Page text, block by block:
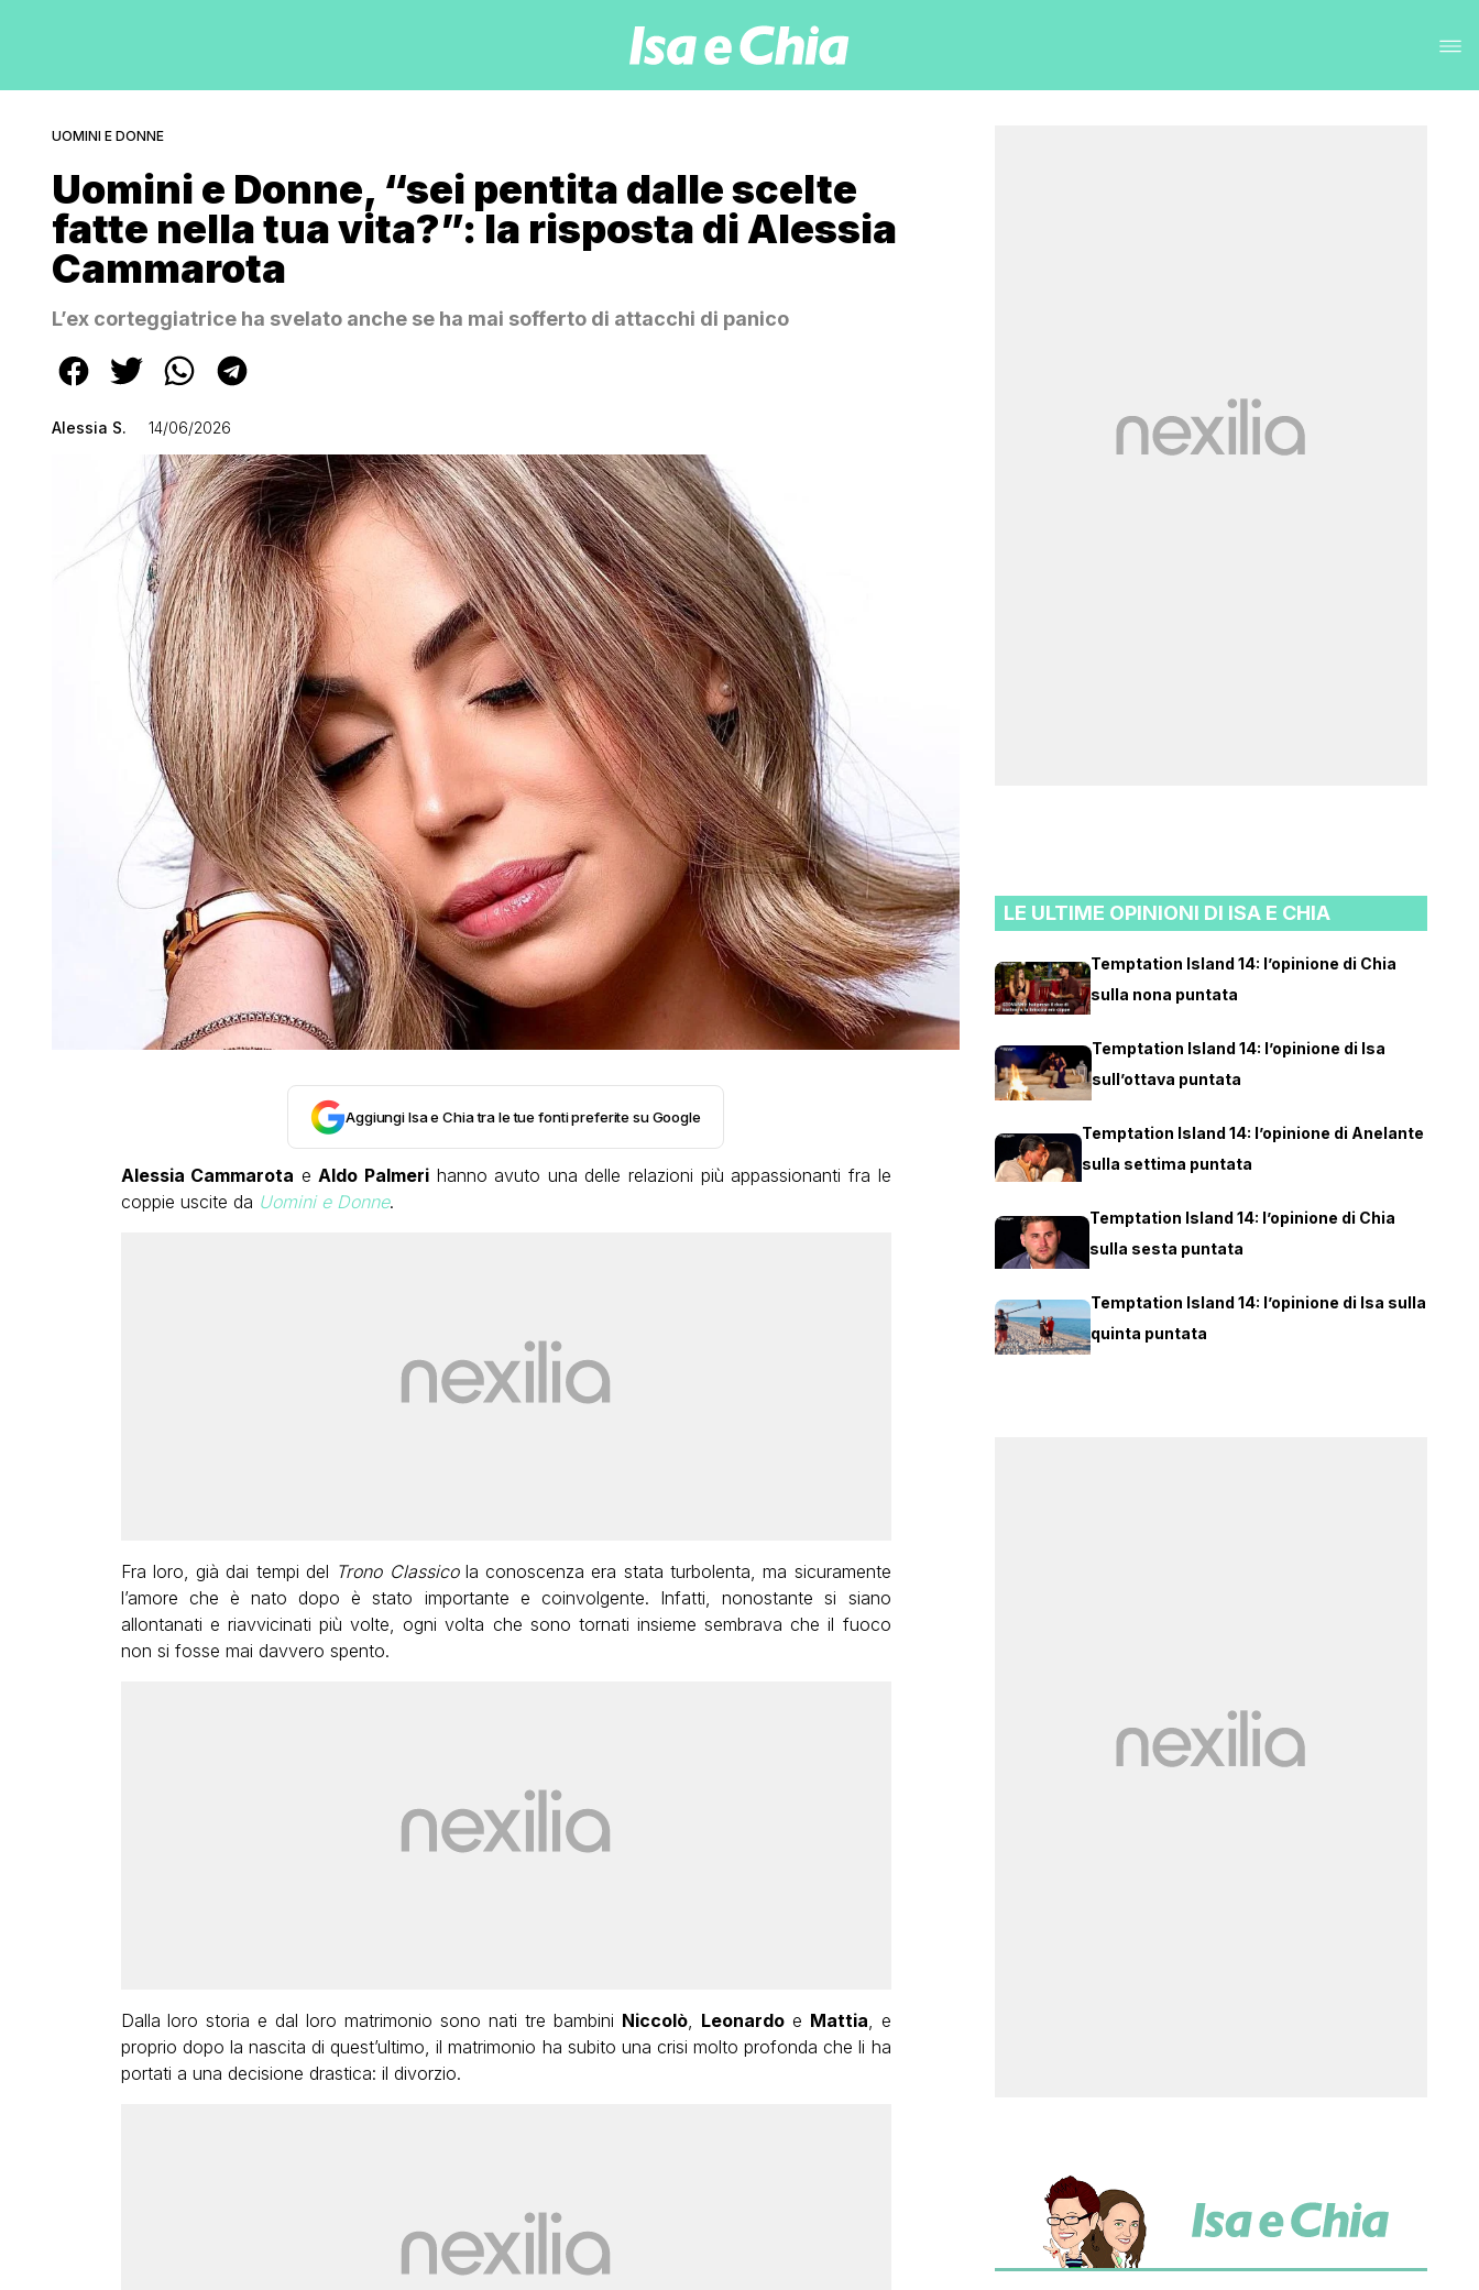
UOMINI E DONNE
Uomini e Donne, “sei pentita dalle scelte
fatte nella tua vita?”: la risposta di Alessia
Cammarota
L’ex corteggiatrice ha svelato anche se ha mai sofferto di attacchi di panico
Alessia S. 14/06/2026
Aggiungi Isa e Chia tra le tue fonti preferite su Google
Alessia Cammarota eAldo Palmerihanno avuto una delle relazioni più appassionanti fra le
coppie uscite da Uomini e Donne.
Fra loro, già dai tempi del Trono Classico la conoscenza era stata turbolenta, ma sicuramente
l’amore che è nato dopo è stato importante e coinvolgente. Infatti, nonostante si siano
allontanati e riavvicinati più volte, ogni volta che sono tornati insieme sembrava che il fuoco
non si fosse mai davvero spento.
Dalla loro storia e dal loro matrimonio sono nati tre bambini Niccolò, Leonardoe Mattia, e
proprio dopo la nascita di quest’ultimo, il matrimonio ha subito una crisi molto profonda che li ha
portati a una decisione drastica: il divorzio.
LE ULTIME OPINIONI DI ISA E CHIA
Temptation Island 14: l’opinione di Chia
sulla nona puntata
Temptation Island 14: l’opinione di Isa
sull’ottava puntata
Temptation Island 14: l’opinione di Anelante
sulla settima puntata
Temptation Island 14: l’opinione di Chia
sulla sesta puntata
Temptation Island 14: l’opinione di Isa sulla
quinta puntata